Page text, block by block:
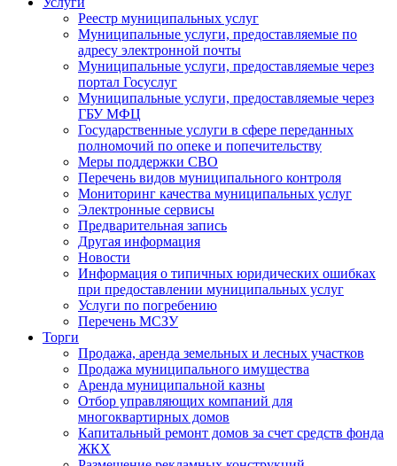
Реестр муниципальных услуг
Муниципальные услуги, предоставляемые по
адресу электронной почты
Муниципальные услуги, предоставляемые через
портал Госуслуг
Муниципальные услуги, предоставляемые через
ГБУ МФЦ
Государственные услуги в сфере переданных
полномочий по опеке и попечительству
Меры поддержки СВО
Перечень видов муниципального контроля
Мониторинг качества муниципальных услуг
Электронные сервисы
Предварительная запись
Другая информация
Новости
Информация о типичных юридических ошибках
при предоставлении муниципальных услуг
Услуги по погребению
Перечень МСЗУ
Торги
Продажа, аренда земельных и лесных участков
Продажа муниципального имущества
Аренда муниципальной казны
Отбор управляющих компаний для
многоквартирных домов
Капитальный ремонт домов за счет средств фонда
ЖКХ